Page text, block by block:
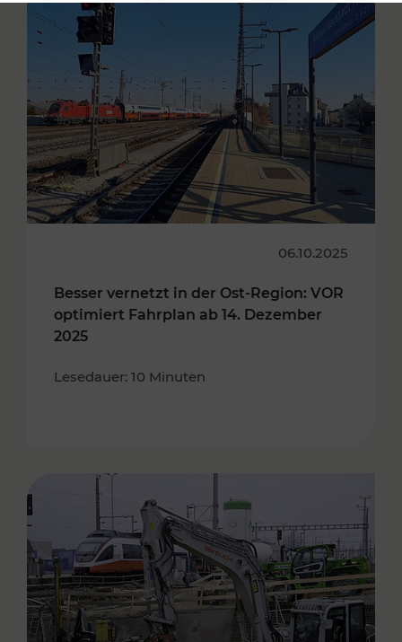
06.10.2025
Besser vernetzt in der Ost-Region: VOR
optimiert Fahrplan ab 14. Dezember
2025
Lesedauer: 10 Minuten